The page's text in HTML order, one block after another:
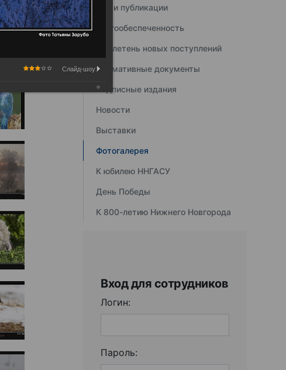
Наши публикации
Книгообеспеченность
Бюллетень новых поступлений
Нормативные документы
Подписные издания
Новости
Выставки
Фотогалерея
К юбилею ННГАСУ
День Победы
К 800-летию Нижнего Новгорода
Вход для сотрудников
Логин:
Пароль:
Слайд-шоу: